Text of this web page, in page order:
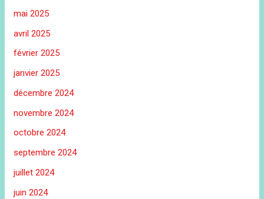
mai 2025
avril 2025
février 2025
janvier 2025
décembre 2024
novembre 2024
octobre 2024
septembre 2024
juillet 2024
juin 2024